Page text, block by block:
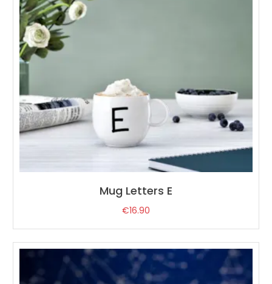
Mug Letters E
€16.90